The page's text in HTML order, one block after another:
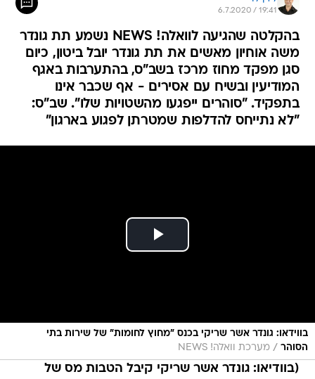
6.7.2020 / 19:41
בהקלטה שהגיעה לוואלה! NEWS נשמע תת גונדר
משה אוחיון מאשים את תת גונדר יובל ביטון, כיום
סגן מפקד מחוז מרכז בשב"ס, בהתערבות באגף
המודיעין ובשיח עם אסירים - אף שכבר אינו
בתפקיד. "סוהרים ייפגעו מהשטויות שלו". שב"ס:
"לא נתייחס להדלפות שמטרתן לפגוע בארגון"
בווידאו: גונדר אשר שריקי בכנס "מחוץ לחומות" של שירות בתי
הסוהר / מערכת וואלה! NEWS
(בוודיאו: גונדר אשר שריקי קיבל הטבות מס של